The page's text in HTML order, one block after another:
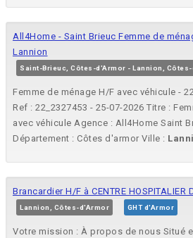
All4Home - Saint Brieuc Femme de
Lannion
Saint-Brieuc, Côtes-d'Armor - Lannion,
Femme de ménage H/F avec véhicule -
Ref : 22_2327453 - 25-07-2026 Titre :
avec véhicule Agence : All4Home Saint
Département : Côtes d'armor Ville :
Brancardier H/F à CENTRE HOSPITALIER
Lannion, Côtes-d'Armor GHT d'Armor
Votre mission : À propos de nous Situé